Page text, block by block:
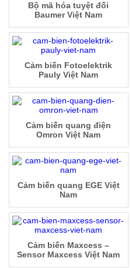
Bộ mã hóa tuyệt đối
Baumer Việt Nam
Cảm biến Fotoelektrik
Pauly Việt Nam
Cảm biến quang điện
Omron Việt Nam
Cảm biến quang EGE Việt
Nam
Cảm biến Maxcess –
Sensor Maxcess Việt Nam